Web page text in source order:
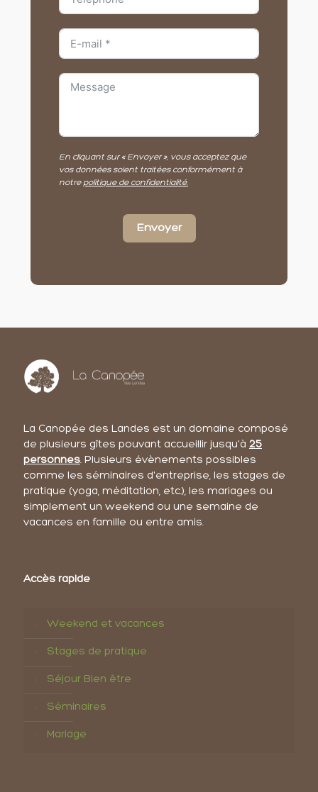
En cliquant sur « Envoyer », vous acceptez que
vos données soient traitées conformément à
notre politique de confidentialité.
Envoyer
La Canopée des Landes est un domaine composé
de plusieurs gîtes pouvant accueillir jusqu'à 25
personnes. Plusieurs évènements possibles
comme les séminaires d'entreprise, les stages de
pratique (yoga, méditation, etc.), les mariages ou
simplement un weekend ou une semaine de
vacances en famille ou entre amis.
Accès rapide
Weekend et vacances
Stages de pratique
Séjour Bien être
Séminaires
Mariage